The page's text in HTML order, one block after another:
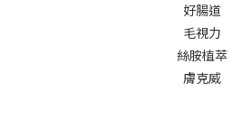
好腸道
毛視力
絲胺植萃
膚克威